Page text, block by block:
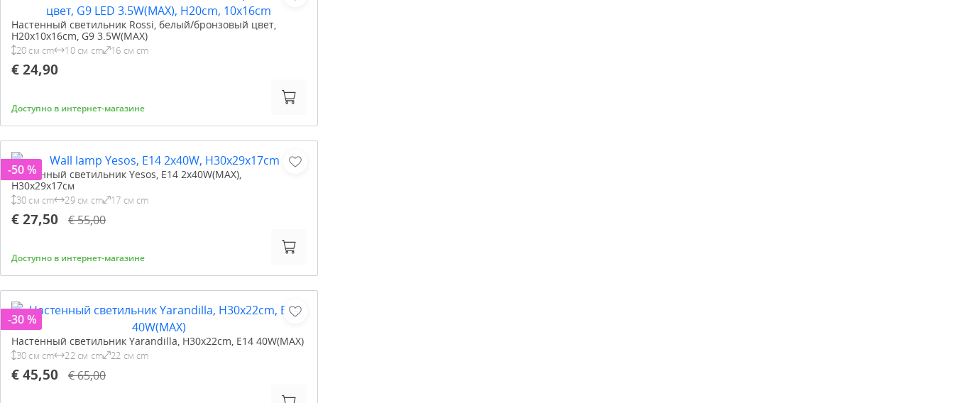
Настенный светильник Rossi, белый/бронзовый цвет,
H20x10x16cm, G9 3.5W(MAX)
20 см cm 10 см cm 16 см cm
€ 24,90
Доступно в интернет-магазине
Настенный светильник Yesos, E14 2x40W(MAX),
H30x29x17см
30 см cm 29 см cm 17 см cm
€ 27,50 € 55,00
Доступно в интернет-магазине
-50 %
Настенный светильник Yarandilla, H30x22cm, E14 40W(MAX)
30 см cm 22 см cm 22 см cm
€ 45,50 € 65,00
-30 %